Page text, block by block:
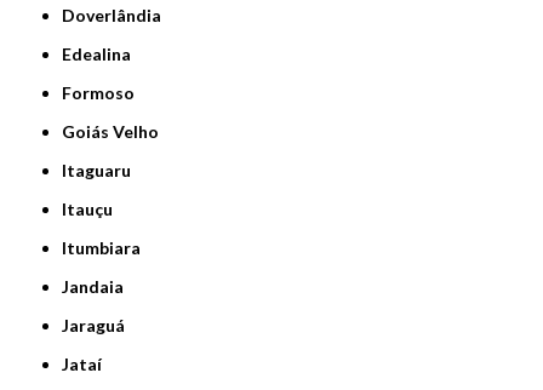
Doverlândia
Edealina
Formoso
Goiás Velho
Itaguaru
Itauçu
Itumbiara
Jandaia
Jaraguá
Jataí